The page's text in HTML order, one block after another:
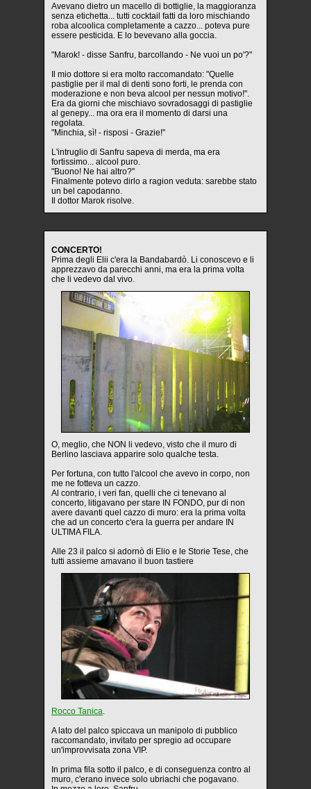
Avevano dietro un macello di bottiglie, la maggioranza
senza etichetta... tutti cocktail fatti da loro mischiando
roba alcoolica completamente a cazzo... poteva pure
essere pesticida. E lo bevevano alla goccia.
"Marok! - disse Sanfru, barcollando - Ne vuoi un po'?"
Il mio dottore si era molto raccomandato: "Quelle
pastiglie per il mal di denti sono forti, le prenda con
moderazione e non beva alcool per nessun motivo!".
Era da giorni che mischiavo sovradosaggi di pastiglie
al genepy... ma ora era il momento di darsi una
regolata.
"Minchia, sì! - risposi - Grazie!"
L'intruglio di Sanfru sapeva di merda, ma era
fortissimo... alcool puro.
"Buono! Ne hai altro?"
Finalmente potevo dirlo a ragion veduta: sarebbe stato
un bel capodanno.
Il dottor Marok risolve.
CONCERTO!
Prima degli Elii c'era la Bandabardò. Li conoscevo e li
apprezzavo da parecchi anni, ma era la prima volta
che li vedevo dal vivo.
O, meglio, che NON li vedevo, visto che il muro di
Berlino lasciava apparire solo qualche testa.
Per fortuna, con tutto l'alcool che avevo in corpo, non
me ne fotteva un cazzo.
Al contrario, i veri fan, quelli che ci tenevano al
concerto, litigavano per stare IN FONDO, pur di non
avere davanti quel cazzo di muro: era la prima volta
che ad un concerto c'era la guerra per andare IN
ULTIMA FILA.
Alle 23 il palco si adornò di Elio e le Storie Tese, che
tutti assieme amavano il buon tastiere
Rocco Tanica.
A lato del palco spiccava un manipolo di pubblico
raccomandato, invitato per spregio ad occupare
un'improvvisata zona VIP.
In prima fila sotto il palco, e di conseguenza contro al
muro, c'erano invece solo ubriachi che pogavano.